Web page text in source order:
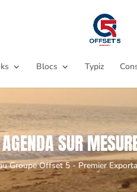
Blocs Typiz
SUR
Groupe Offset 5 - Premier